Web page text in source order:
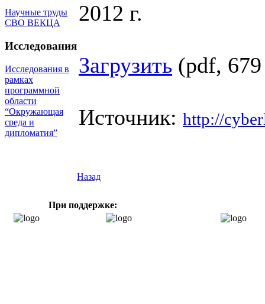
Научные труды
СВО ВЕКЦА
Исследования
Исследования в
рамках
программной
области
“Окружающая
среда и
дипломатия”
2012 г.
Загрузить (pdf,
Источник: http://
Назад
При поддержке: